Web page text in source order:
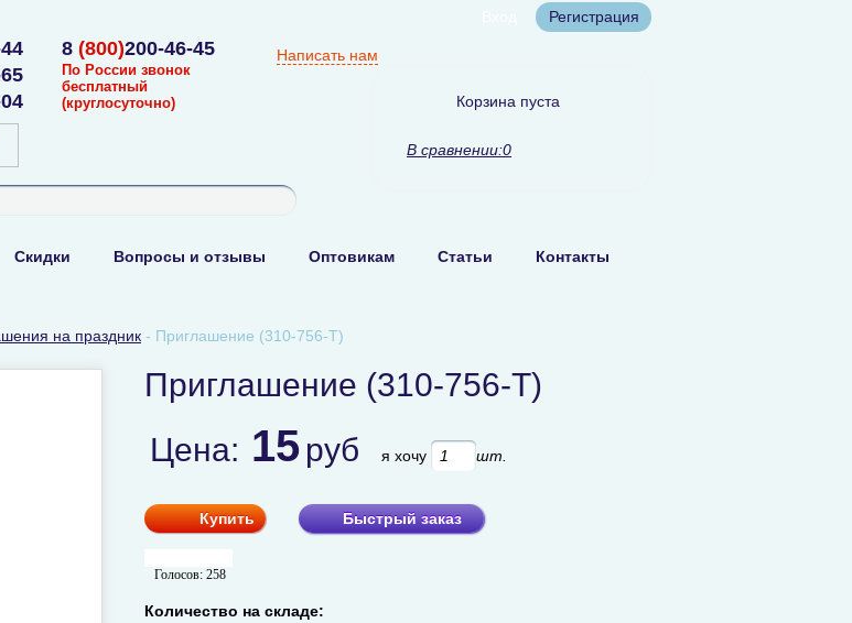
Регистрация
8 (800)200-46-45
По России звонок
бесплатный
(круглосуточно)
Написать нам
Корзина пуста
В сравнении:0
Скидки Вопросы и отзывы Оптовикам Статьи Контакты
на праздник - Приглашение (310-756-T)
Приглашение (310-756-T)
Цена: 15 руб я хочу шт.
Купить Быстрый заказ
Голосов: 258
Количество на складе: